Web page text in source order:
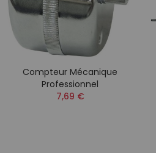
Compteur Mécanique
Professionnel
7,69 €